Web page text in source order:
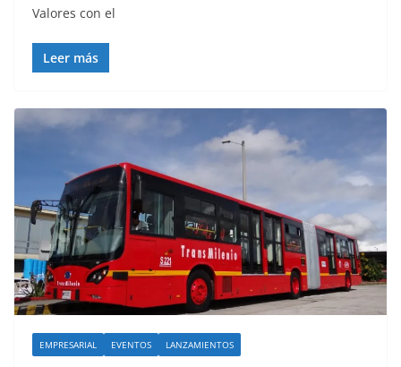
Valores con el
Leer más
EMPRESARIAL EVENTOS LANZAMIENTOS